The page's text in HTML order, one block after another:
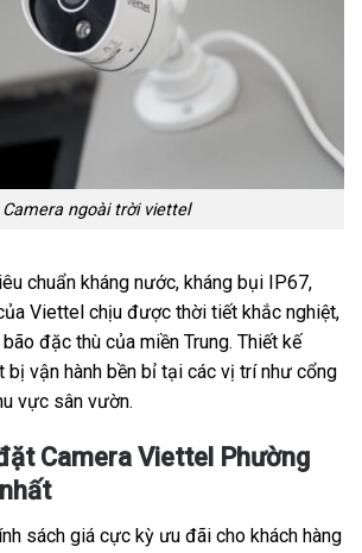
Camera ngoài trời viettel
chuẩn kháng nước, kháng bụi IP67,
Viettel chịu được thời tiết khắc nghiệt,
đặc thù của miền Trung. Thiết kế
bị vận hành bền bỉ tại các vị trí như cổng
vực sân vườn.
Camera Viettel Phường
sách giá cực kỳ ưu đãi cho khách hàng